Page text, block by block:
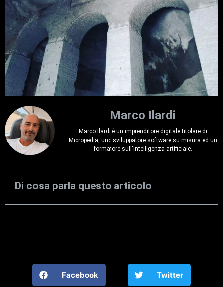
Marco Ilardi
Marco Ilardi è un imprenditore digitale titolare di
Micropedia, uno sviluppatore software su misura ed un
formatore sull'intelligenza artificiale.
Di cosa parla questo articolo
Facebook Twitter